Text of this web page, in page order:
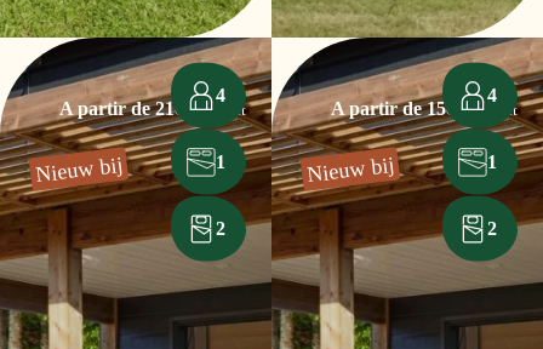
Nieuw bij
A partir de 210€/la nuit
4
1
2
Nieuw bij
A partir de 150€/la nuit
4
1
2